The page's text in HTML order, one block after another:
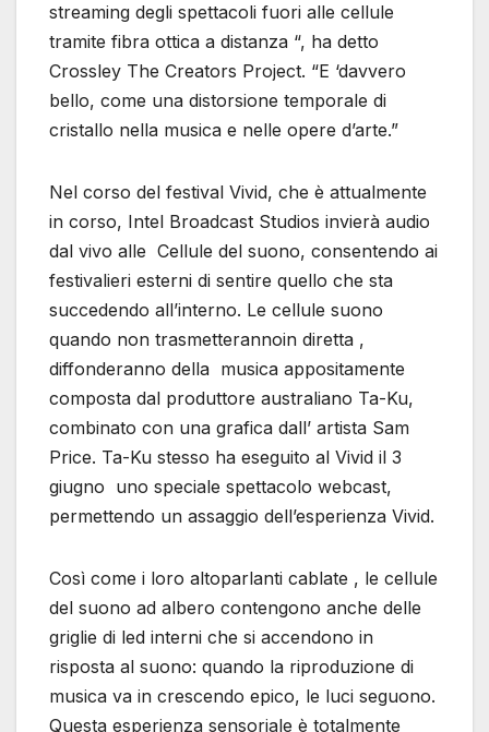
streaming degli spettacoli fuori alle cellule
tramite fibra ottica a distanza “, ha detto
Crossley The Creators Project. “E ‘davvero
bello, come una distorsione temporale di
cristallo nella musica e nelle opere d’arte.”
Nel corso del festival Vivid, che è attualmente
in corso, Intel Broadcast Studios invierà audio
dal vivo alle Cellule del suono, consentendo ai
festivalieri esterni di sentire quello che sta
succedendo all’interno. Le cellule suono
quando non trasmetterannoin diretta ,
diffonderanno della musica appositamente
composta dal produttore australiano Ta-Ku,
combinato con una grafica dall’ artista Sam
Price. Ta-Ku stesso ha eseguito al Vivid il 3
giugno uno speciale spettacolo webcast,
permettendo un assaggio dell’esperienza Vivid.
Così come i loro altoparlanti cablate , le cellule
del suono ad albero contengono anche delle
griglie di led interni che si accendono in
risposta al suono: quando la riproduzione di
musica va in crescendo epico, le luci seguono.
Questa esperienza sensoriale è totalmente